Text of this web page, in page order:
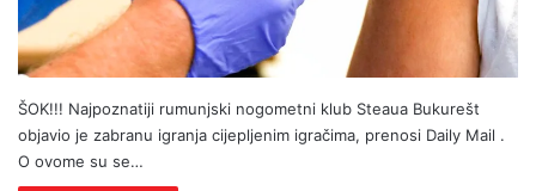
ŠOK!!! Najpoznatiji rumunjski nogometni klub Steaua Bukurešt
objavio je zabranu igranja cijepljenim igračima, prenosi Daily Mail .
O ovome su se…